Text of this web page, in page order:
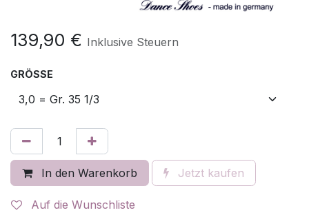
139,90 € Inklusive Steuern
GRÖSSE
In den Warenkorb Jetzt kaufen
Auf die Wunschliste